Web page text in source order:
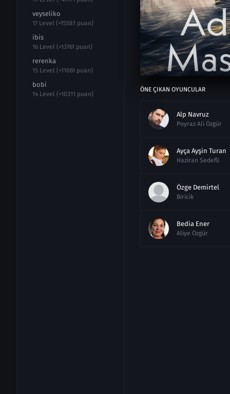
veyseliko
17 Level (+15581 puan)
ibis
16 Level (+13761 puan)
rerenka
15 Level (+11061 puan)
bobi
14 Level (+10311 puan)
ÖNE ÇIKAN OYUNCULAR
Alp Navruz
Poyraz Ali Özgür
Ayça Ayşin Turan
Haziran Sedefli
Özge Demirtel
Biricik
Bedia Ener
Aliye Özgür